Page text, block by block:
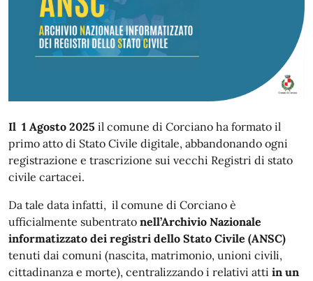
Il 1 Agosto 2025 il comune di Corciano ha formato il
primo atto di Stato Civile digitale, abbandonando ogni
registrazione e trascrizione sui vecchi Registri di stato
civile cartacei.
Da tale data infatti, il comune di Corciano è
ufficialmente subentrato nell’Archivio Nazionale
informatizzato dei registri dello Stato Civile (ANSC)
tenuti dai comuni (nascita, matrimonio, unioni civili,
cittadinanza e morte), centralizzando i relativi atti in un